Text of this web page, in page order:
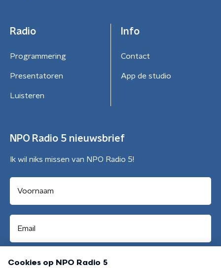
Radio
Programmering
Presentatoren
Luisteren
Info
Contact
App de studio
NPO Radio 5 nieuwsbrief
Ik wil niks missen van NPO Radio 5!
Aanmelden